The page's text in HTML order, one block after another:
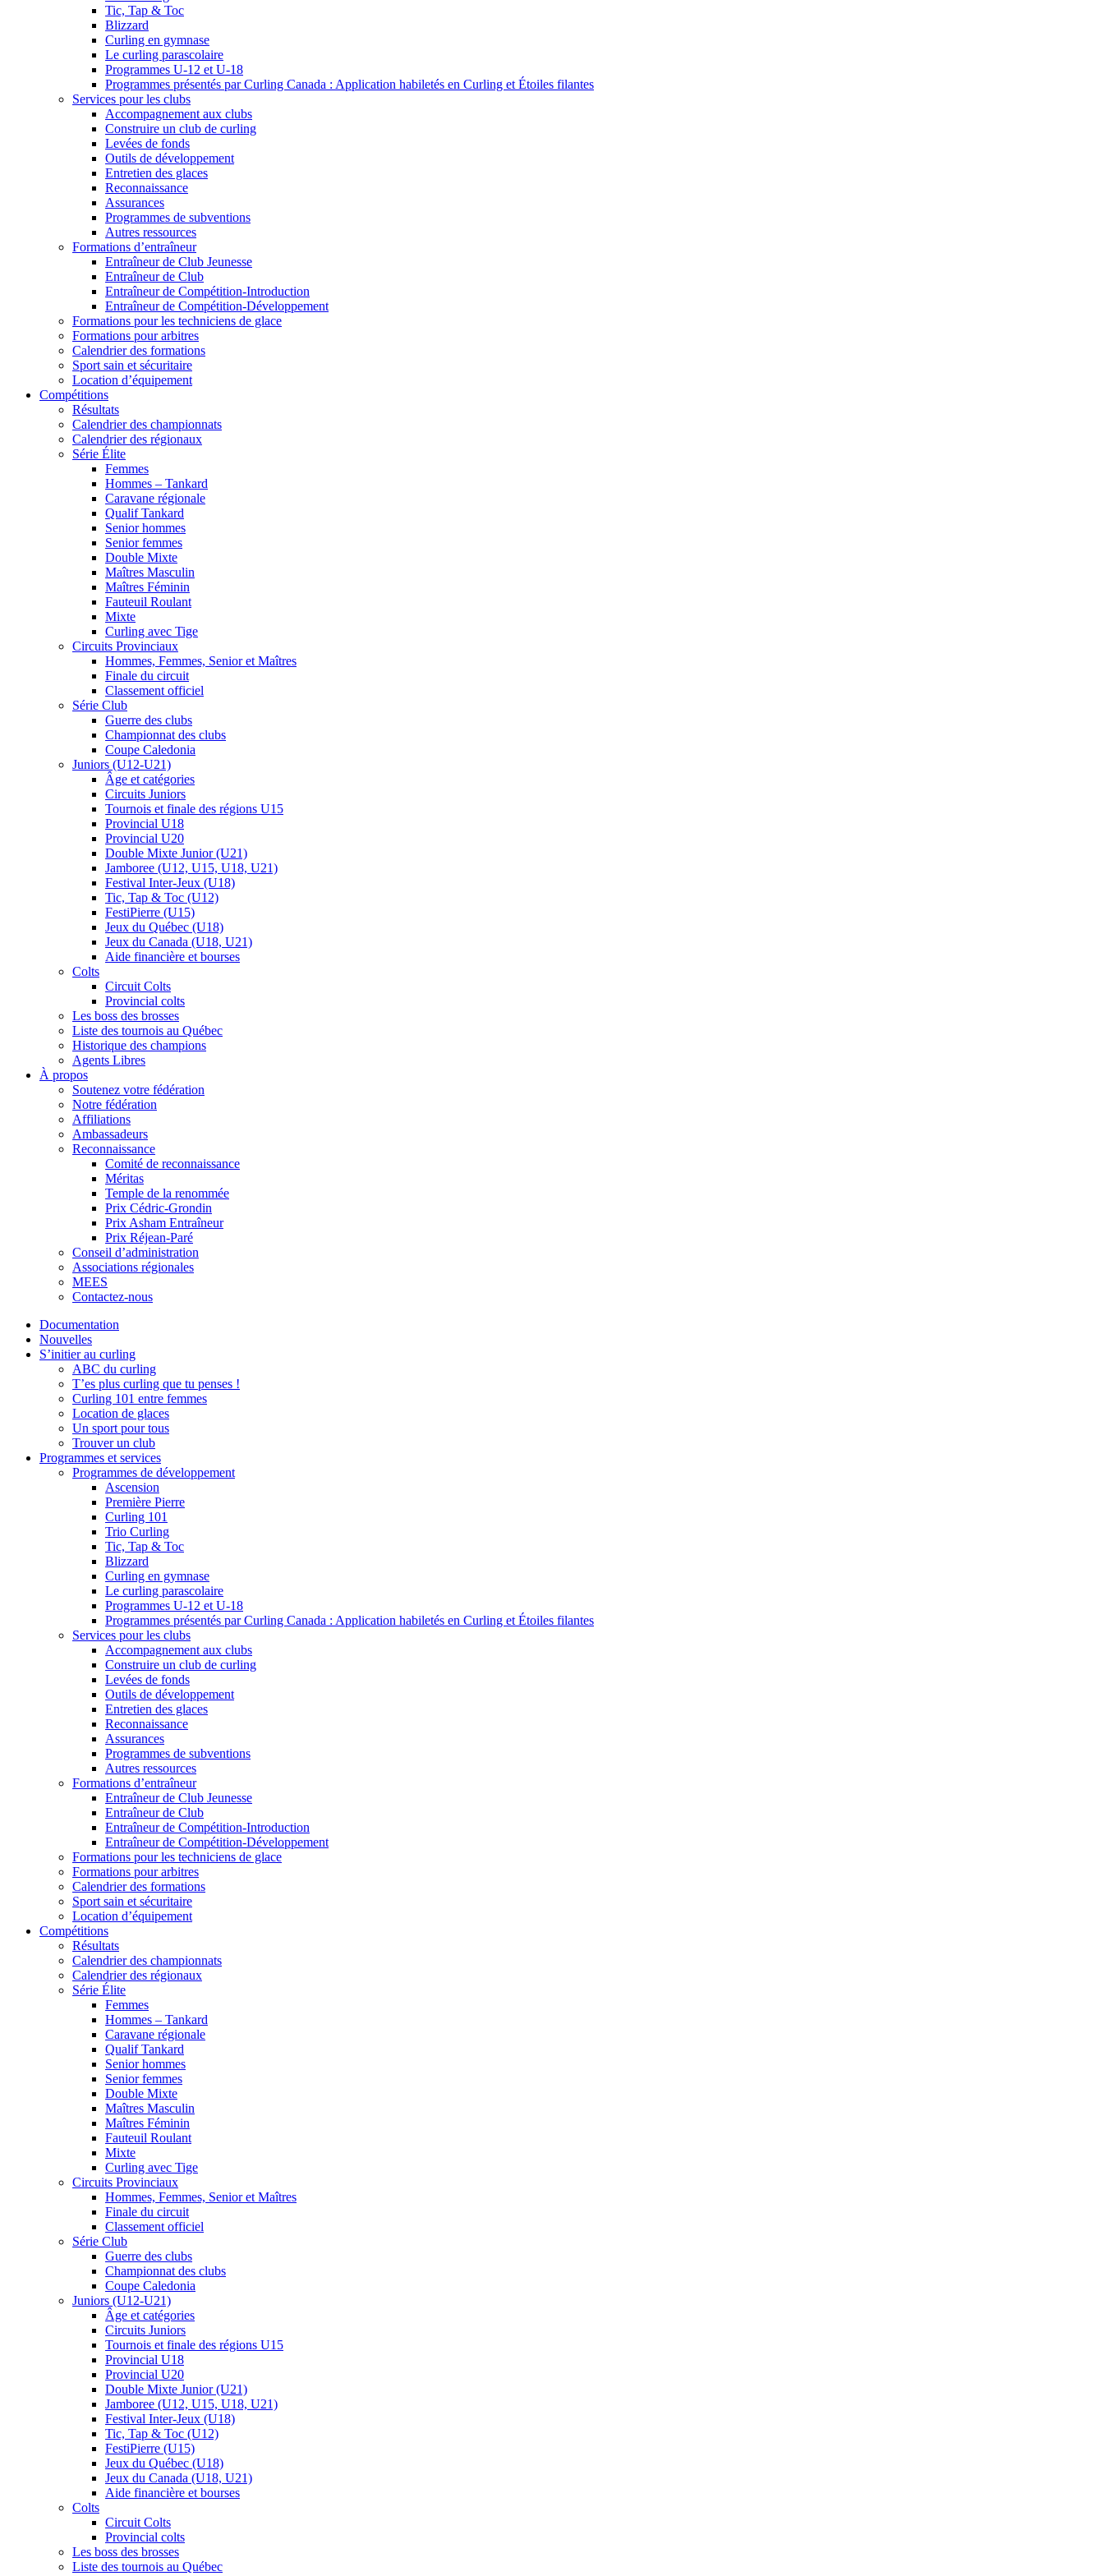
Tic, Tap & Toc
Blizzard
Curling en gymnase
Le curling parascolaire
Programmes U-12 et U-18
Programmes présentés par Curling Canada : Application habiletés en Curling et Étoiles filantes
Services pour les clubs
Accompagnement aux clubs
Construire un club de curling
Levées de fonds
Outils de développement
Entretien des glaces
Reconnaissance
Assurances
Programmes de subventions
Autres ressources
Formations d’entraîneur
Entraîneur de Club Jeunesse
Entraîneur de Club
Entraîneur de Compétition-Introduction
Entraîneur de Compétition-Développement
Formations pour les techniciens de glace
Formations pour arbitres
Calendrier des formations
Sport sain et sécuritaire
Location d’équipement
Compétitions
Résultats
Calendrier des championnats
Calendrier des régionaux
Série Élite
Femmes
Hommes – Tankard
Caravane régionale
Qualif Tankard
Senior hommes
Senior femmes
Double Mixte
Maîtres Masculin
Maîtres Féminin
Fauteuil Roulant
Mixte
Curling avec Tige
Circuits Provinciaux
Hommes, Femmes, Senior et Maîtres
Finale du circuit
Classement officiel
Série Club
Guerre des clubs
Championnat des clubs
Coupe Caledonia
Juniors (U12-U21)
Âge et catégories
Circuits Juniors
Tournois et finale des régions U15
Provincial U18
Provincial U20
Double Mixte Junior (U21)
Jamboree (U12, U15, U18, U21)
Festival Inter-Jeux (U18)
Tic, Tap & Toc (U12)
FestiPierre (U15)
Jeux du Québec (U18)
Jeux du Canada (U18, U21)
Aide financière et bourses
Colts
Circuit Colts
Provincial colts
Les boss des brosses
Liste des tournois au Québec
Historique des champions
Agents Libres
À propos
Soutenez votre fédération
Notre fédération
Affiliations
Ambassadeurs
Reconnaissance
Comité de reconnaissance
Méritas
Temple de la renommée
Prix Cédric-Grondin
Prix Asham Entraîneur
Prix Réjean-Paré
Conseil d’administration
Associations régionales
MEES
Contactez-nous
Documentation
Nouvelles
S’initier au curling
ABC du curling
T’es plus curling que tu penses !
Curling 101 entre femmes
Location de glaces
Un sport pour tous
Trouver un club
Programmes et services
Programmes de développement
Ascension
Première Pierre
Curling 101
Trio Curling
Tic, Tap & Toc
Blizzard
Curling en gymnase
Le curling parascolaire
Programmes U-12 et U-18
Programmes présentés par Curling Canada : Application habiletés en Curling et Étoiles filantes
Services pour les clubs
Accompagnement aux clubs
Construire un club de curling
Levées de fonds
Outils de développement
Entretien des glaces
Reconnaissance
Assurances
Programmes de subventions
Autres ressources
Formations d’entraîneur
Entraîneur de Club Jeunesse
Entraîneur de Club
Entraîneur de Compétition-Introduction
Entraîneur de Compétition-Développement
Formations pour les techniciens de glace
Formations pour arbitres
Calendrier des formations
Sport sain et sécuritaire
Location d’équipement
Compétitions
Résultats
Calendrier des championnats
Calendrier des régionaux
Série Élite
Femmes
Hommes – Tankard
Caravane régionale
Qualif Tankard
Senior hommes
Senior femmes
Double Mixte
Maîtres Masculin
Maîtres Féminin
Fauteuil Roulant
Mixte
Curling avec Tige
Circuits Provinciaux
Hommes, Femmes, Senior et Maîtres
Finale du circuit
Classement officiel
Série Club
Guerre des clubs
Championnat des clubs
Coupe Caledonia
Juniors (U12-U21)
Âge et catégories
Circuits Juniors
Tournois et finale des régions U15
Provincial U18
Provincial U20
Double Mixte Junior (U21)
Jamboree (U12, U15, U18, U21)
Festival Inter-Jeux (U18)
Tic, Tap & Toc (U12)
FestiPierre (U15)
Jeux du Québec (U18)
Jeux du Canada (U18, U21)
Aide financière et bourses
Colts
Circuit Colts
Provincial colts
Les boss des brosses
Liste des tournois au Québec